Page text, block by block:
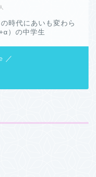
時代にあいも変わら
）の中学生
／